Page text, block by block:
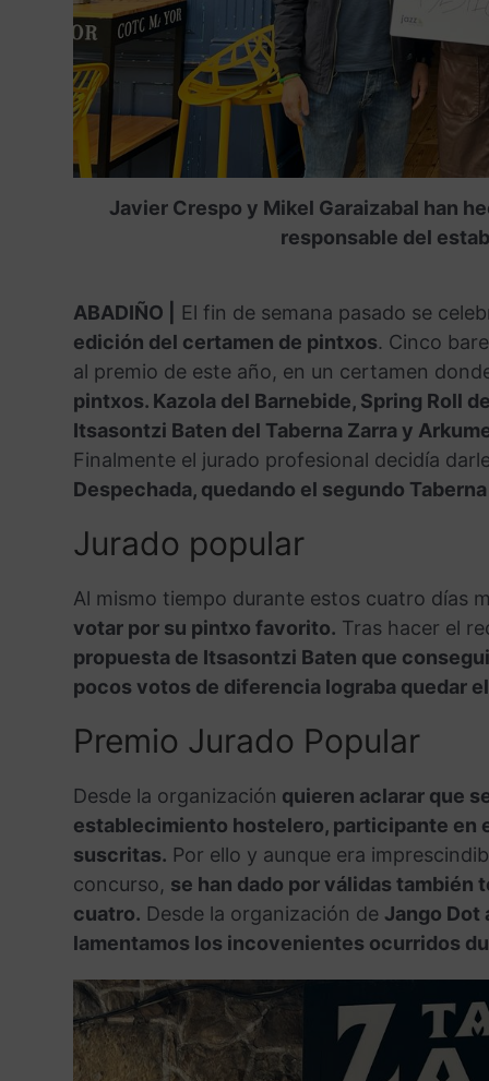
Javier Crespo y Mikel Garaizabal han
responsable del
ABADIÑO | El fin de semana pasado se
edición del certamen de pintxos. Cinco
al premio de este año, en un certamen
pintxos. Kazola del Barnebide, Spring Roll
Itsasontzi Baten del Taberna Zarra y
Finalmente el jurado profesional decidía
Despechada, quedando el segundo
Jurado popular
Al mismo tiempo durante estos cuatro días
votar por su pintxo favorito. Tras hacer el
propuesta de Itsasontzi Baten que
pocos votos de diferencia lograba quedar
Premio Jurado Popular
Desde la organización quieren aclarar que
establecimiento hostelero, participante en
suscritas. Por ello y aunque era
concurso, se han dado por válidas también
cuatro. Desde la organización de Jango Dot
lamentamos los incovenientes ocurridos